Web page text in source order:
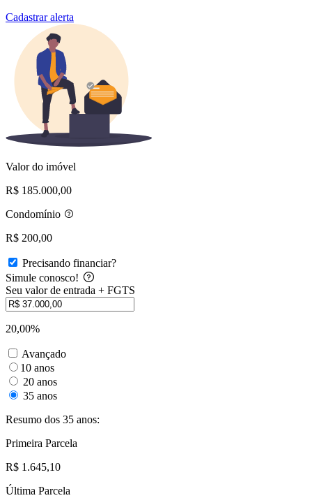
Cadastrar alerta
Valor do imóvel
R$ 185.000,00
Condomínio
R$ 200,00
Precisando financiar?
Simule conosco!
Seu valor de entrada + FGTS
20,00%
Avançado
10 anos
20 anos
35 anos
Resumo dos 35 anos:
Primeira Parcela
R$ 1.645,10
Última Parcela